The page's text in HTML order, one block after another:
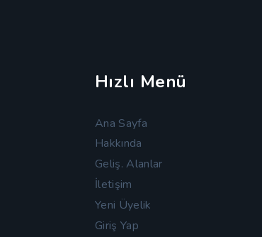
Hızlı Menü
Ana Sayfa
Hakkında
Geliş. Alanlar
İletişim
Yeni Üyelik
Giriş Yap